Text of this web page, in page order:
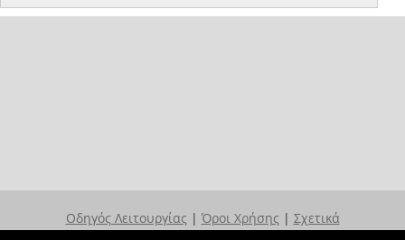
Οδηγός Λειτουργίας | Όροι Χρήσης | Σχετικά